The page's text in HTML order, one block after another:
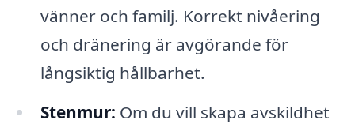
vänner och familj. Korrekt nivåering
och dränering är avgörande för
långsiktig hållbarhet.
Stenmur: Om du vill skapa avskildhet